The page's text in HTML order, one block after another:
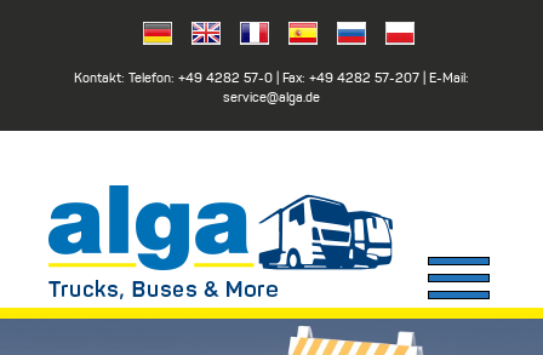
Kontakt: Telefon: +49 4282 57-0 | Fax: +49 4282 57-207 | E-Mail:
service@alga.de